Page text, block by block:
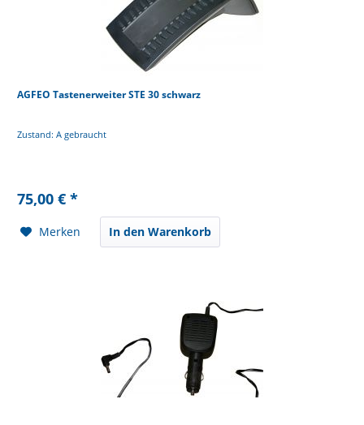
AGFEO Tastenerweiter STE 30 schwarz
Zustand: A gebraucht
75,00 € *
Merken In den Warenkorb